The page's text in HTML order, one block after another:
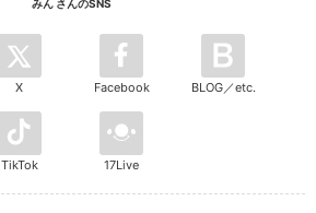
みん さんのSNS
X Facebook BLOG／etc.
TikTok 17Live